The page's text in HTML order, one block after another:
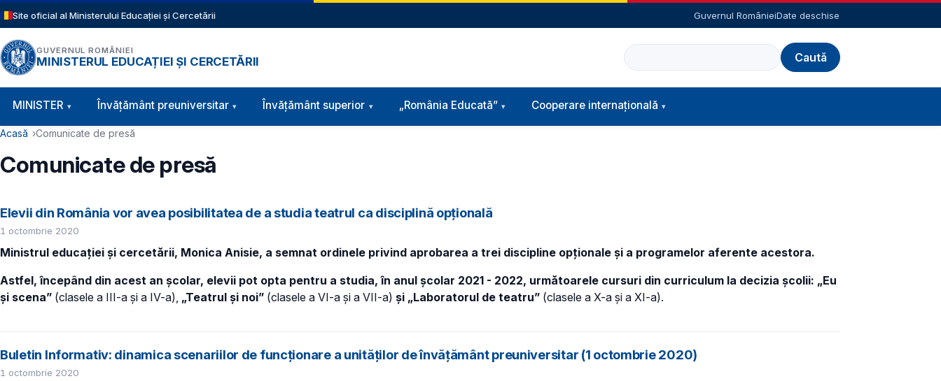
Sari la conținutul principal
Site oficial al Ministerului Educației și Cercetării Guvernul RomânieiDate deschise
GUVERNUL ROMÂNIEI
MINISTERUL EDUCAȚIEI ȘI CERCETĂRII
Caută
Navigație principală
MINISTER Învăţământ preuniversitar Învățământ superior „România Educată” Cooperare internațională
Cale de navigare
Acasă Comunicate de presă
Comunicate de presă
Elevii din România vor avea posibilitatea de a studia teatrul ca disciplină opțională
1 octombrie 2020
Ministrul educației și cercetării, Monica Anisie, a semnat ordinele privind aprobarea a trei discipline opționale și a programelor aferente acestora.
Astfel, începând din acest an școlar, elevii pot opta pentru a studia, în anul școlar 2021 - 2022, următoarele cursuri din curriculum la decizia școlii: „Eu
și scena” (clasele a III-a și a IV-a), „Teatrul și noi” (clasele a VI-a și a VII-a) și „Laboratorul de teatru” (clasele a X-a și a XI-a).
Buletin Informativ: dinamica scenariilor de funcționare a unităților de învățământ preuniversitar (1 octombrie 2020)
1 octombrie 2020